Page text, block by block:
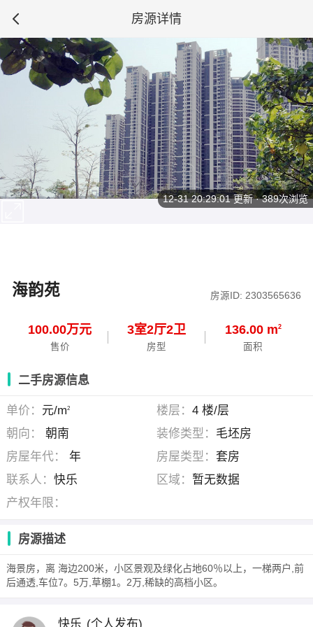
房源详情
海韵苑 房源ID: 2303565636
100.00万元
售价
3室2厅2卫
房型
136.00 m2
面积
12-31 20:29:01更新 · 389次浏览
二手房源信息
单价： 元/m2 楼层： 4 楼/层
朝向：
朝南 装修类型： 毛坯房
房屋年代：
年 房屋类型： 套房
联系人：快乐 区域： 暂无数据
产权年限：
房源描述
海景房，离 海边200米，小区景观及绿化占地60％以上，一梯两户,前
后通透,车位7。5万,草棚1。2万,稀缺的高档小区。
快乐 (个人发布)